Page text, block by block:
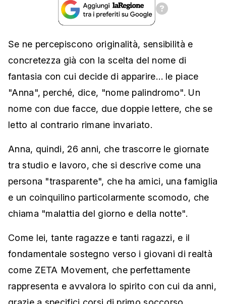
Se ne percepiscono originalità, sensibilità e
concretezza già con la scelta del nome di
fantasia con cui decide di apparire… le piace
"Anna", perché, dice, "nome palindromo". Un
nome con due facce, due doppie lettere, che se
letto al contrario rimane invariato.
Anna, quindi, 26 anni, che trascorre le giornate
tra studio e lavoro, che si descrive come una
persona "trasparente", che ha amici, una famiglia
e un coinquilino particolarmente scomodo, che
chiama "malattia del giorno e della notte".
Come lei, tante ragazze e tanti ragazzi, e il
fondamentale sostegno verso i giovani di realtà
come ZETA Movement, che perfettamente
rappresenta e avvalora lo spirito con cui da anni,